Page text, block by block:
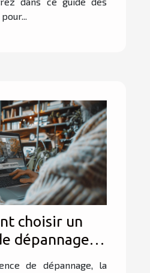
choisir un
dépannage
?
de dépannage, la